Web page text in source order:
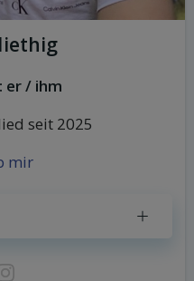
er / ihm
seit 2025
mir